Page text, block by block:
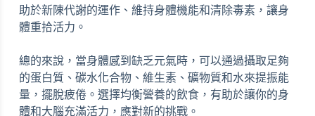
助於新陳代謝的運作、維持身體機能和清除毒素，讓身
體重拾活力。
總的來說，當身體感到缺乏元氣時，可以通過攝取足夠
的蛋白質、碳水化合物、維生素、礦物質和水來提振能
量，擺脫疲倦。選擇均衡營養的飲食，有助於讓你的身
體和大腦充滿活力，應對新的挑戰。